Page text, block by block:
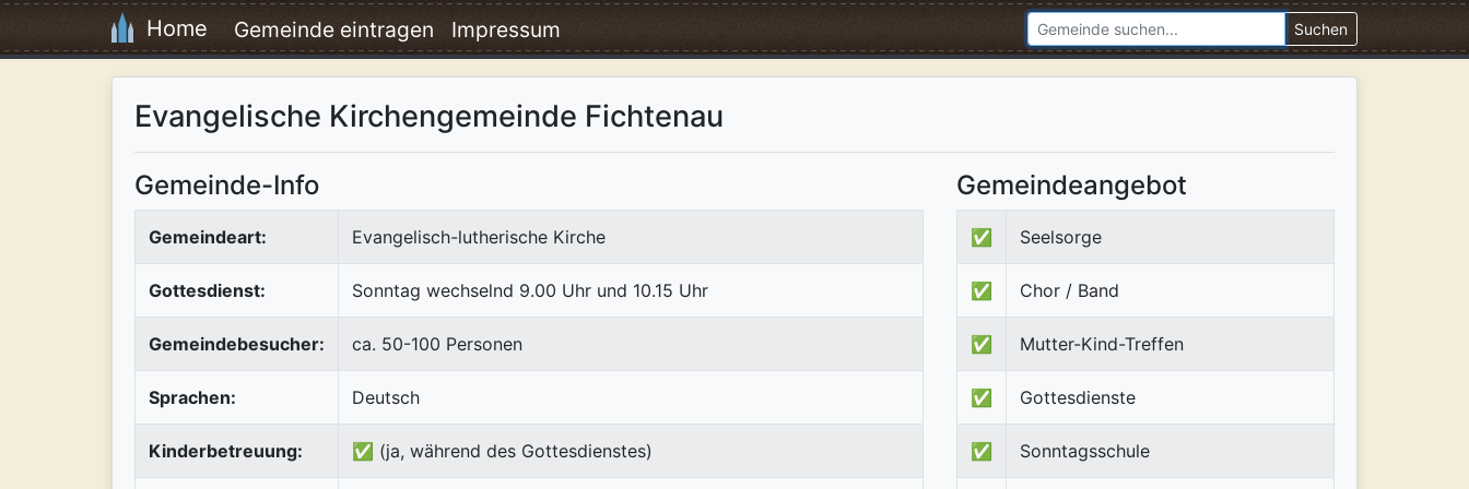
Home Gemeinde eintragen Impressum Suchen
Evangelische Kirchengemeinde Fichtenau
Gemeinde-Info
Gemeindeart: Evangelisch-lutherische Kirche
Gottesdienst: Sonntag wechselnd 9.00 Uhr und 10.15 Uhr
Gemeindebesucher: ca. 50-100 Personen
Sprachen: Deutsch
Kinderbetreuung: ✅ (ja, während des Gottesdienstes)
Gemeindeangebot
✅ Seelsorge
✅ Chor / Band
✅ Mutter-Kind-Treffen
✅ Gottesdienste
✅ Sonntagsschule